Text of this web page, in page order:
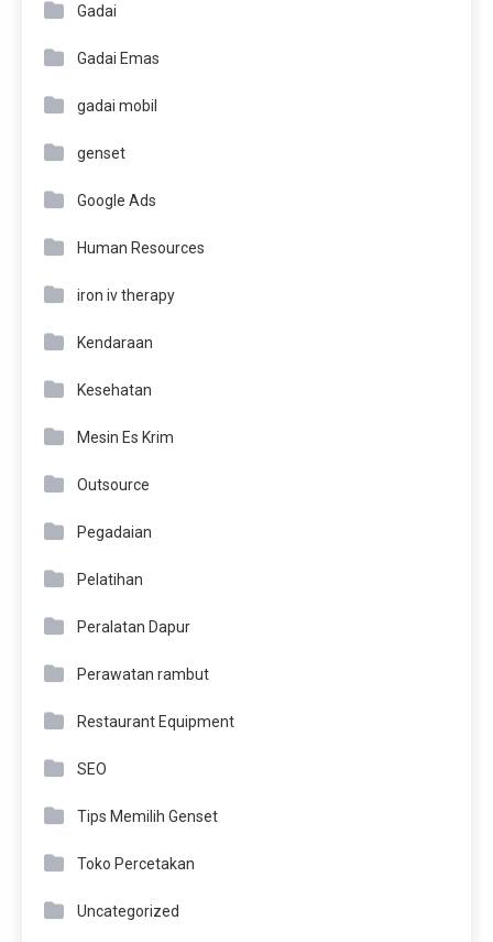
Gadai
Gadai Emas
gadai mobil
genset
Google Ads
Human Resources
iron iv therapy
Kendaraan
Kesehatan
Mesin Es Krim
Outsource
Pegadaian
Pelatihan
Peralatan Dapur
Perawatan rambut
Restaurant Equipment
SEO
Tips Memilih Genset
Toko Percetakan
Uncategorized